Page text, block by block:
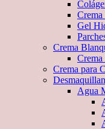
Gel
Crema
Crema
Crema para
Agua